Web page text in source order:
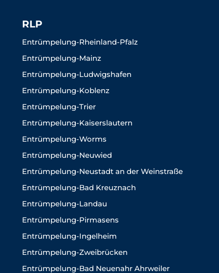
RLP
Entrümpelung-Rheinland-Pfalz
Entrümpelung-Mainz
Entrümpelung-Ludwigshafen
Entrümpelung-Koblenz
Entrümpelung-Trier
Entrümpelung-Kaiserslautern
Entrümpelung-Worms
Entrümpelung-Neuwied
Entrümpelung-Neustadt an der Weinstraße
Entrümpelung-Bad Kreuznach
Entrümpelung-Landau
Entrümpelung-Pirmasens
Entrümpelung-Ingelheim
Entrümpelung-Zweibrücken
Entrümpelung-Bad Neuenahr Ahrweiler